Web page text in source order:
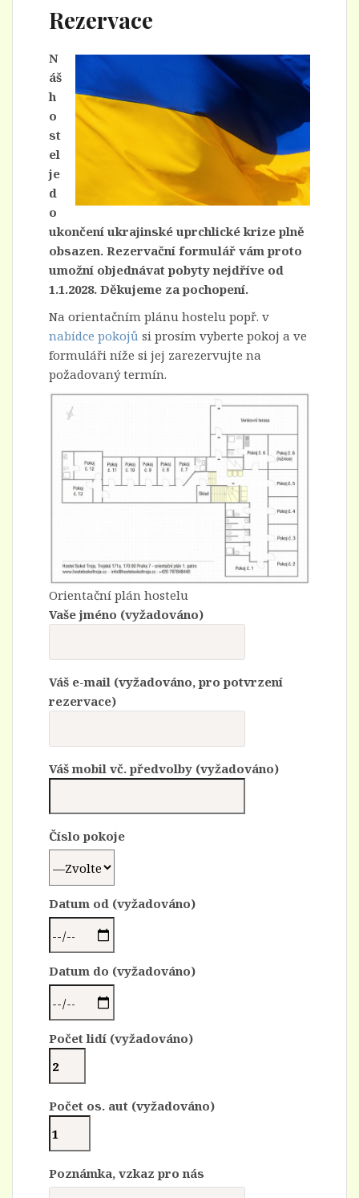
Rezervace
N
áš
h
o
st
el
je
d
o
ukončení ukrajinské uprchlické krize plně
obsazen. Rezervační formulář vám proto
umožní objednávat pobyty nejdříve od
1.1.2028. Děkujeme za pochopení.
Na orientačním plánu hostelu popř. v
nabídce pokojů si prosím vyberte pokoj a ve
formuláři níže si jej zarezervujte na
požadovaný termín.
Orientační plán hostelu
Vaše jméno (vyžadováno)
Váš e-mail (vyžadováno, pro potvrzení
rezervace)
Váš mobil vč. předvolby (vyžadováno)
Číslo pokoje
Datum od (vyžadováno)
Datum do (vyžadováno)
Počet lidí (vyžadováno)
Počet os. aut (vyžadováno)
Poznámka, vzkaz pro nás